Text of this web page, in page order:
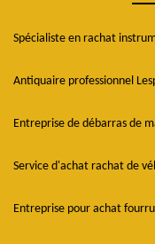
Spécialiste en rachat
Antiquaire professionnel
Entreprise de débarras de
Service d'achat rachat de
Entreprise pour achat